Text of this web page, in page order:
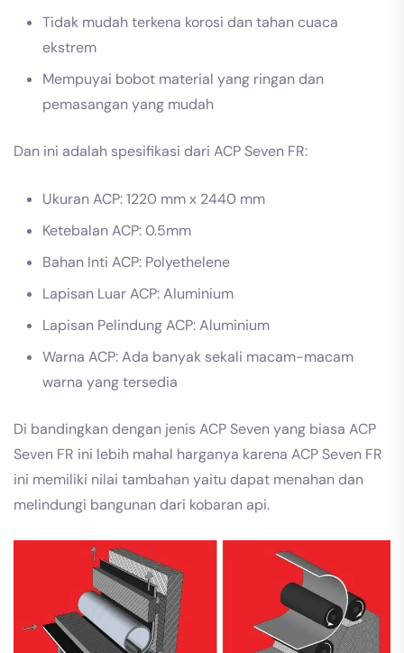
Tidak mudah terkena korosi dan tahan cuaca
ekstrem
Mempuyai bobot material yang ringan dan
pemasangan yang mudah
Dan ini adalah spesifikasi dari ACP Seven FR:
Ukuran ACP: 1220 mm x 2440 mm
Ketebalan ACP: 0.5mm
Bahan Inti ACP: Polyethelene
Lapisan Luar ACP: Aluminium
Lapisan Pelindung ACP: Aluminium
Warna ACP: Ada banyak sekali macam-macam
warna yang tersedia
Di bandingkan dengan jenis ACP Seven yang biasa ACP
Seven FR ini lebih mahal harganya karena ACP Seven FR
ini memiliki nilai tambahan yaitu dapat menahan dan
melindungi bangunan dari kobaran api.